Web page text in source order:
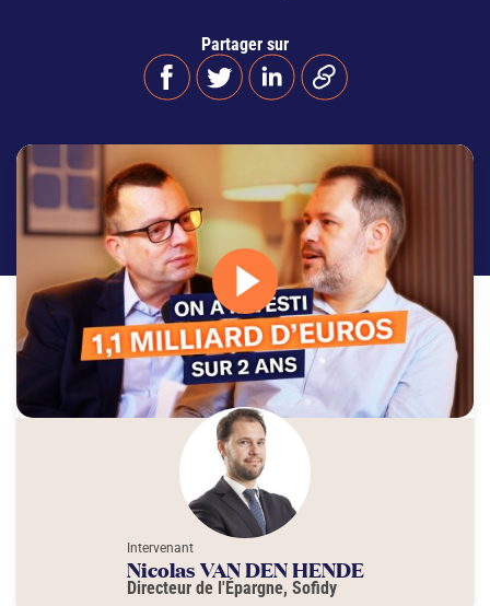
Partager sur
Intervenant
Nicolas VAN DEN HENDE
Directeur de l'Épargne, Sofidy